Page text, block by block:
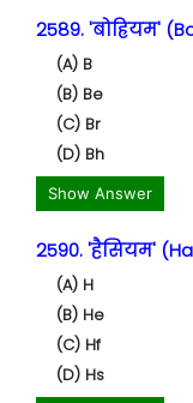
2589. 'बोह्रियम'
(A) B
(B) Be
(C) Br
(D) Bh
Show Answer
2590. 'हैसियम'
(A) H
(B) He
(C) Hf
(D) Hs